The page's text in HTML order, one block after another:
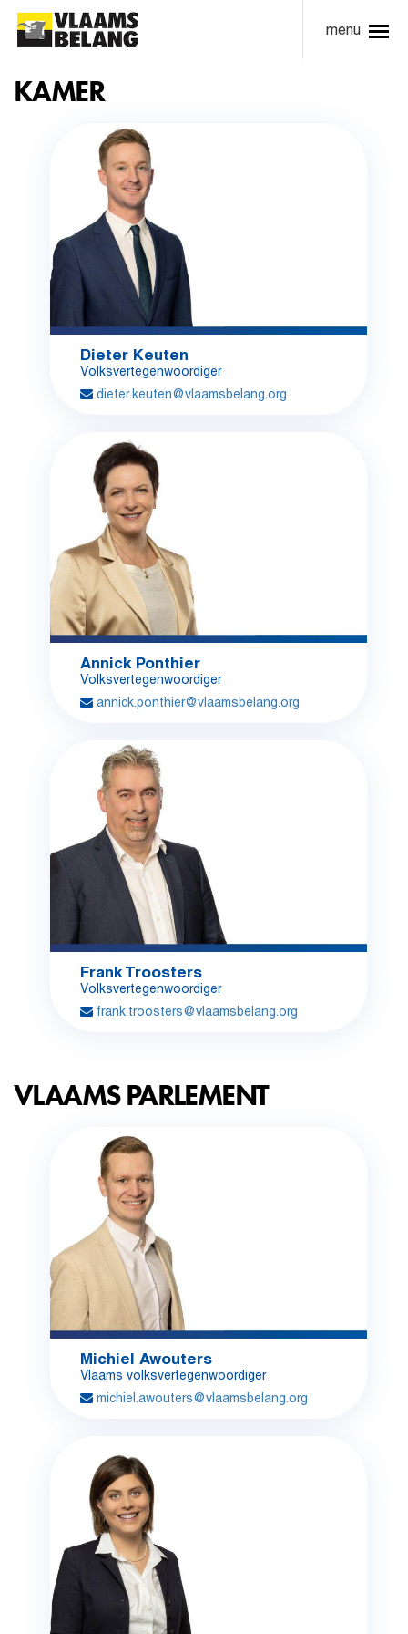
menu
KAMER
Dieter Keuten
Volksvertegenwoordiger
dieter.keuten@vlaamsbelang.org
Annick Ponthier
Volksvertegenwoordiger
annick.ponthier@vlaamsbelang.org
Frank Troosters
Volksvertegenwoordiger
frank.troosters@vlaamsbelang.org
VLAAMS PARLEMENT
Michiel Awouters
Vlaams volksvertegenwoordiger
michiel.awouters@vlaamsbelang.org